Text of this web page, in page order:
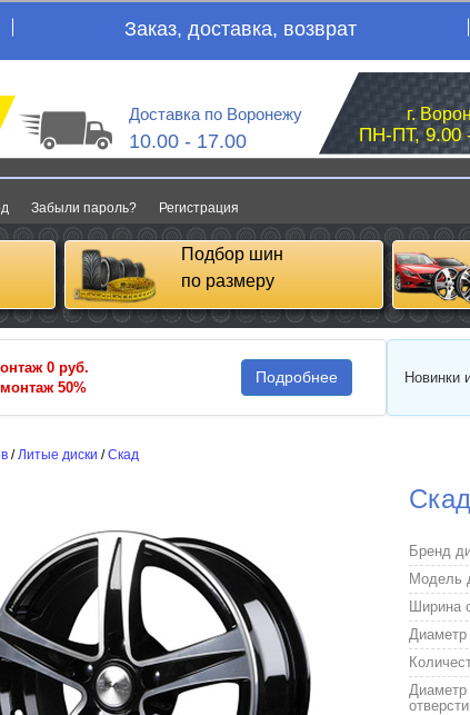
Заказ, доставка, возврат
Доставка по Воронежу
10.00 - 17.00
г.
ПН-ПТ, 9.00
Забыли пароль? Регистрация
Подбор шин
по размеру
0 руб.
50%
Подробнее Новинки
/Литые диски /Скад
Бренд
Модель
Ширина
Диаметр
Диаметр